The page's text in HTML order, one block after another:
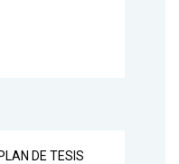
DE TESIS